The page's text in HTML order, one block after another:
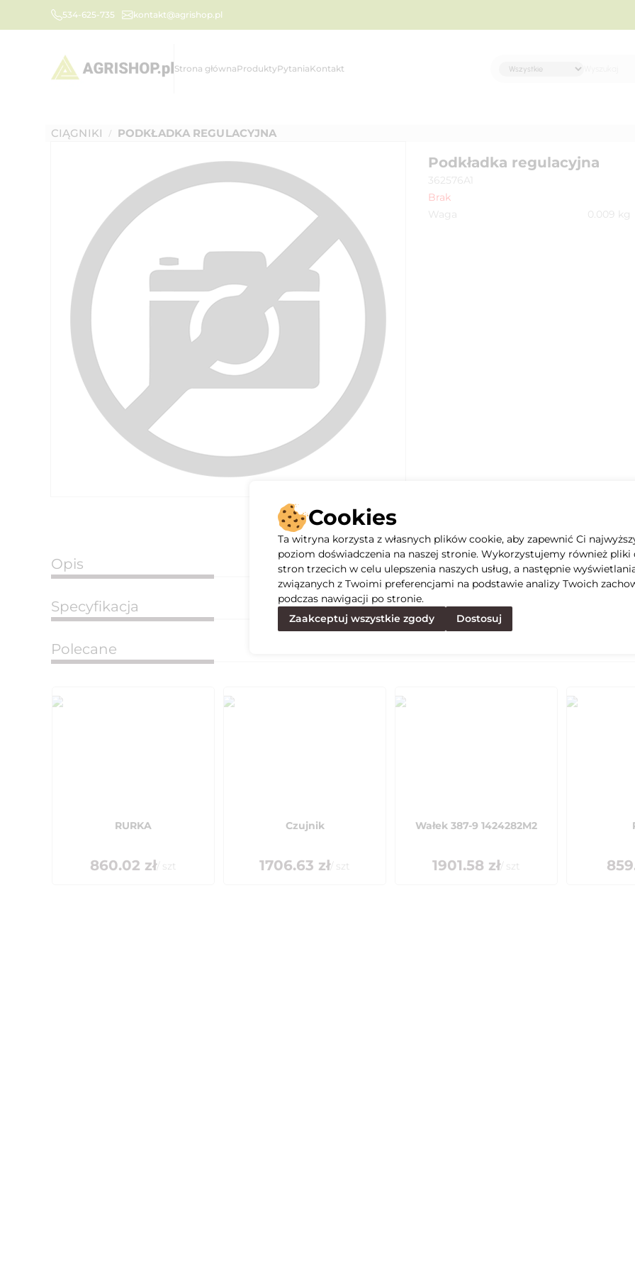
534-625-735 kontakt@agrishop.pl
Strona głównaProduktyPytaniaKontakt
CIĄGNIKI / PODKŁADKA REGULACYJNA
Podkładka regulacyjna
362576A1
Brak
Waga
0.009 kg
Opis
Specyfikacja
Polecane
RURKA
860.02 zł/ szt
Czujnik
1706.63 zł/ szt
Wałek 387-9 1424282M2
1901.58 zł/ szt
Cookies
Ta witryna korzysta z własnych plików cookie, aby zapewnić Ci
poziom doświadczenia na naszej stronie. Wykorzystujemy również pliki
stron trzecich w celu ulepszenia naszych usług, a następnie
związanych z Twoimi preferencjami na podstawie analizy Twoich
podczas nawigacji po stronie.
Zaakceptuj wszystkie zgody
Dostosuj